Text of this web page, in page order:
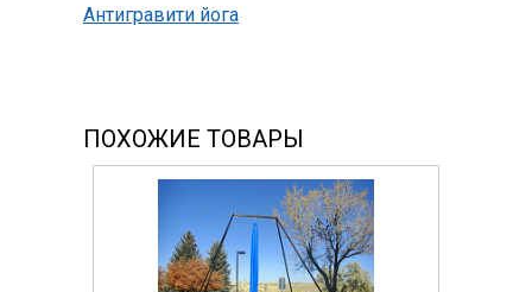
Антигравити йога
ПОХОЖИЕ ТОВАРЫ